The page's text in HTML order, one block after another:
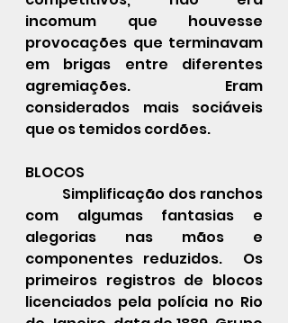
incomum que houvesse
provocações que terminavam
em brigas entre diferentes
agremiações.  Eram
considerados mais sociáveis
que os temidos cordões.
BLOCOS
com algumas fantasias e
alegorias nas mãos e
componentes reduzidos.  Os
primeiros registros de blocos
licenciados pela polícia no Rio